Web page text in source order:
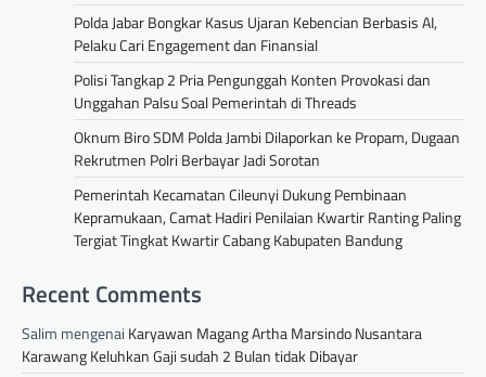
Polda Jabar Bongkar Kasus Ujaran Kebencian Berbasis AI,
Pelaku Cari Engagement dan Finansial
Polisi Tangkap 2 Pria Pengunggah Konten Provokasi dan
Unggahan Palsu Soal Pemerintah di Threads
Oknum Biro SDM Polda Jambi Dilaporkan ke Propam, Dugaan
Rekrutmen Polri Berbayar Jadi Sorotan
Pemerintah Kecamatan Cileunyi Dukung Pembinaan
Kepramukaan, Camat Hadiri Penilaian Kwartir Ranting Paling
Tergiat Tingkat Kwartir Cabang Kabupaten Bandung
Recent Comments
Salim mengenai Karyawan Magang Artha Marsindo Nusantara
Karawang Keluhkan Gaji sudah 2 Bulan tidak Dibayar